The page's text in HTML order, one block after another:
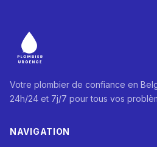
Votre plombier de confiance en
24h/24 et 7j/7 pour tous vos
NAVIGATION